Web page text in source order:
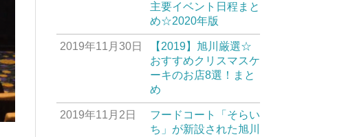
主要イベント日程まと
め☆2020年版
2019年11月30日
【2019】旭川厳選☆
おすすめクリスマスケ
ーキのお店8選！まと
め
2019年11月2日
フードコート「そらい
ち」が新設された旭川